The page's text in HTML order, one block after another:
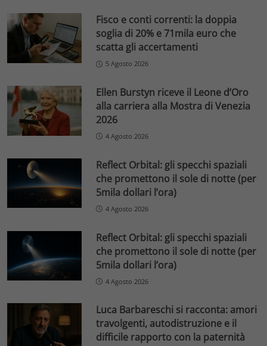
Fisco e conti correnti: la doppia
soglia di 20% e 71mila euro che
scatta gli accertamenti
5 Agosto 2026
Ellen Burstyn riceve il Leone d’Oro
alla carriera alla Mostra di Venezia
2026
4 Agosto 2026
Reflect Orbital: gli specchi spaziali
che promettono il sole di notte (per
5mila dollari l’ora)
4 Agosto 2026
Reflect Orbital: gli specchi spaziali
che promettono il sole di notte (per
5mila dollari l’ora)
4 Agosto 2026
Luca Barbareschi si racconta: amori
travolgenti, autodistruzione e il
difficile rapporto con la paternità